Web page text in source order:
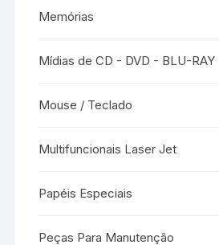
Memórias
Mídias de CD - DVD - BLU-RAY
Mouse / Teclado
Multifuncionais Laser Jet
Papéis Especiais
Peças Para Manutenção